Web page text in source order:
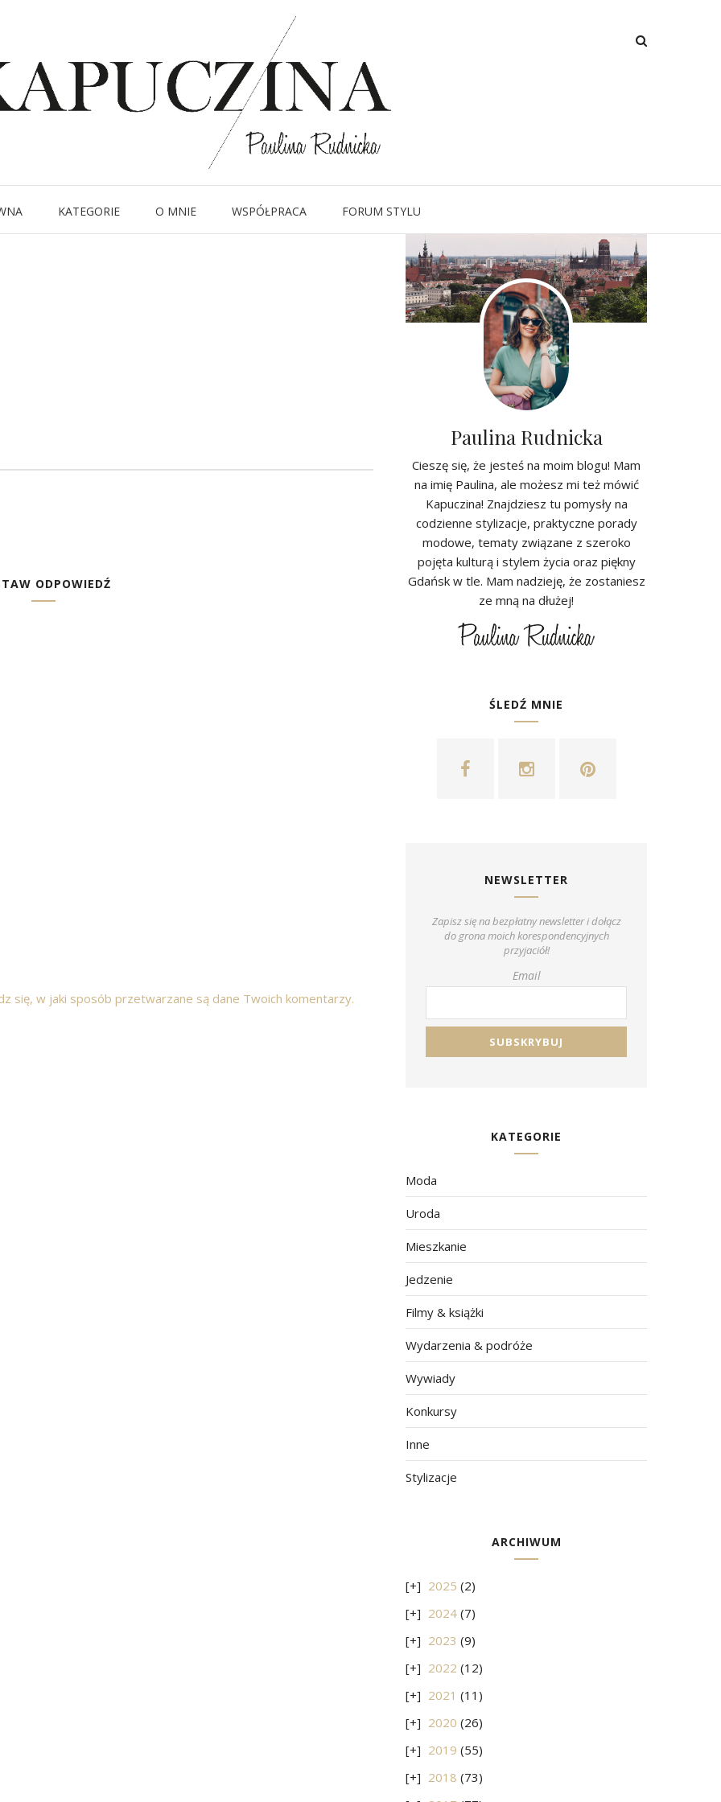
KATEGORIE O MNIE WSPÓŁPRACA FORUM STYLU
IMG_4690
Written byKapuczina in
ODPOWIEDŹ
się, w jaki sposób przetwarzane są dane Twoich komentarzy.
Paulina Rudnicka
Cieszę się, że jesteś na moim blogu! Mam
na imię Paulina, ale możesz mi też mówić
Kapuczina! Znajdziesz tu pomysły na
codzienne stylizacje, praktyczne porady
modowe, tematy związane z szeroko
pojęta kulturą i stylem życia oraz piękny
Gdańsk w tle. Mam nadzieję, że zostaniesz
ze mną na dłużej!
ŚLEDŹ MNIE
NEWSLETTER
Zapisz się na bezpłatny newsletter i dołącz
do grona moich korespondencyjnych
przyjaciół!
Email
KATEGORIE
Moda
Uroda
Mieszkanie
Jedzenie
Filmy & książki
Wydarzenia & podróże
Wywiady
Konkursy
Inne
Stylizacje
ARCHIWUM
2025 (2)
2024 (7)
2023 (9)
2022 (12)
2021 (11)
2020 (26)
2019 (55)
2018 (73)